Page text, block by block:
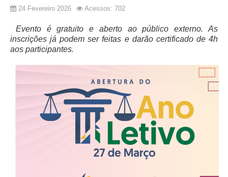
24 Fevereiro 2026 Acessos: 702
Evento é gratuito e aberto ao público externo. As
inscrições já podem ser feitas e darão certificado de 4h
aos participantes.